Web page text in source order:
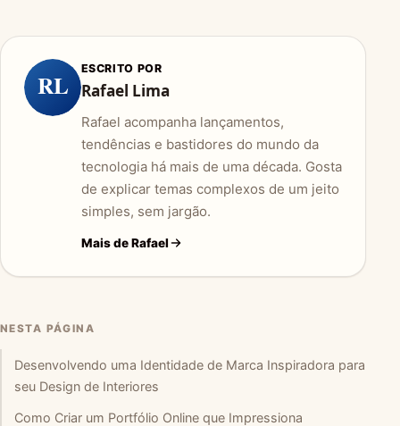
RL
ESCRITO POR
Rafael Lima
Rafael acompanha lançamentos,
tendências e bastidores do mundo da
tecnologia há mais de uma década. Gosta
de explicar temas complexos de um jeito
simples, sem jargão.
Mais de Rafael
NESTA PÁGINA
Desenvolvendo uma Identidade de Marca Inspiradora para
seu Design de Interiores
Como Criar um Portfólio Online que Impressiona